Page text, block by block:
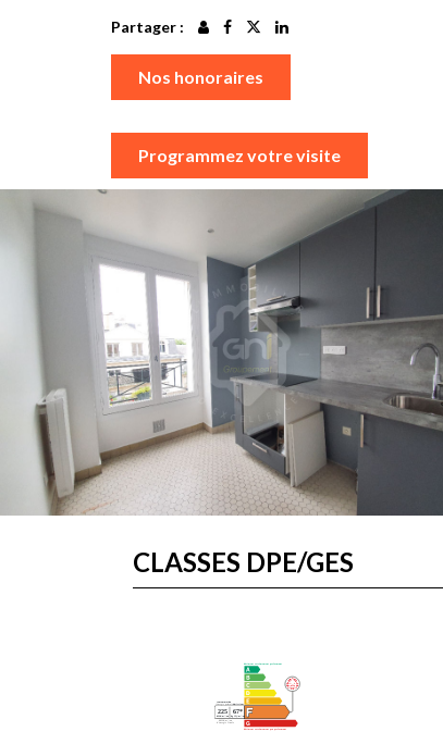
Partager :
Nos honoraires
Programmez votre visite
CLASSES DPE/GES